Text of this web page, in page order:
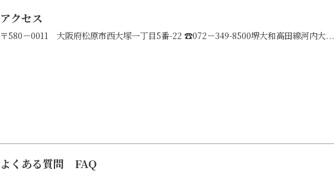
アクセス
〒580－0011 大阪府松原市西大塚一丁目5番-22 ☎072－349-8500堺大和高田線河内大...
よくある質問 FAQ